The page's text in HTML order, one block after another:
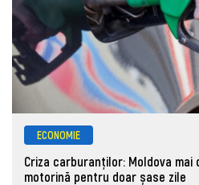
ECONOMIE
Criza carburanților: Moldova
motorină pentru doar șase zile